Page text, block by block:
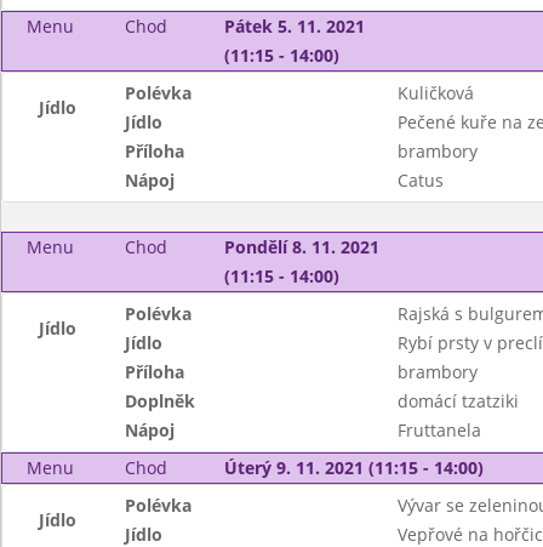
Menu
Chod
Pátek 5. 11. 2021
(11:15 - 14:00)
Jídlo
Polévka
Kuličková
Jídlo
Pečené kuře na
Příloha
brambory
Nápoj
Catus
Menu Chod
Pondělí 8. 11. 2021
(11:15 - 14:00)
Jídlo
Polévka
Rajská s
Jídlo
Rybí prsty v
Příloha
brambory
Doplněk
domácí tzatziki
Nápoj
Fruttanela
Menu
Chod Úterý 9. 11. 2021 (11:15 - 14:00)
Jídlo
Polévka
Vývar se
Jídlo
Vepřové na